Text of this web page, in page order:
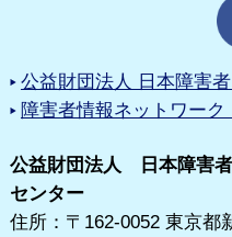
公益財団法人 日本障害
障害者情報ネットワーク
公益財団法人 日本障害
センター
住所：〒162-0052 東京都